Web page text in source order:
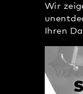
Wir
Ihren